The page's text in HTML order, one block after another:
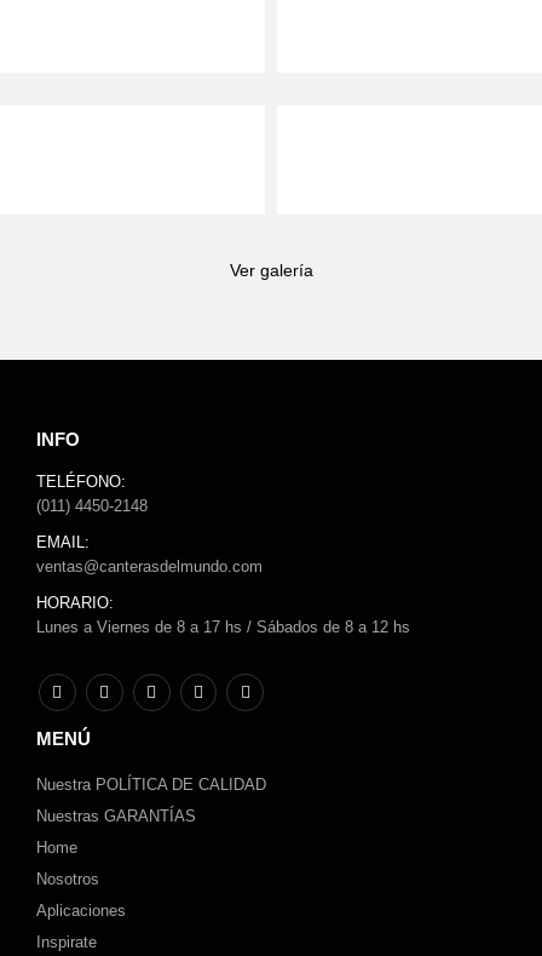
Ver galería
INFO
TELÉFONO:
(011) 4450-2148
EMAIL:
ventas@canterasdelmundo.com
HORARIO:
Lunes a Viernes de 8 a 17 hs / Sábados de 8 a 12 hs
MENÚ
Nuestra POLÍTICA DE CALIDAD
Nuestras GARANTÍAS
Home
Nosotros
Aplicaciones
Inspirate